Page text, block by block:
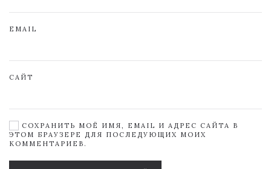
EMAIL
САЙТ
СОХРАНИТЬ МОЁ ИМЯ, EMAIL И АДРЕС САЙТА В
ЭТОМ БРАУЗЕРЕ ДЛЯ ПОСЛЕДУЮЩИХ МОИХ
КОММЕНТАРИЕВ.